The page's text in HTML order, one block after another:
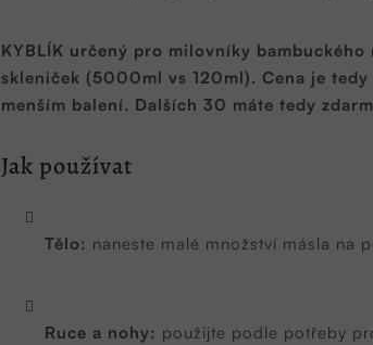
KYBLÍK určený pro milovníky
skleniček (5000ml vs 120ml). Cena je
menším balení. Dalších 30 máte tedy
Jak používat
Tělo: naneste malé množství másla na
Ruce a nohy: použijte podle potřeby